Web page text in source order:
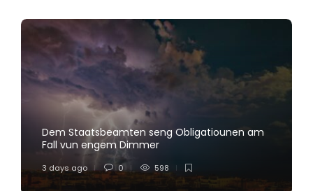
Dem Staatsbeamten seng Obligatiounen am
Fall vun engem Dimmer
3 days ago 0 598